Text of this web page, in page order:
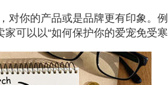
你的产品或是品牌更有印象。
可以以“如何保护你的爱宠免受寒